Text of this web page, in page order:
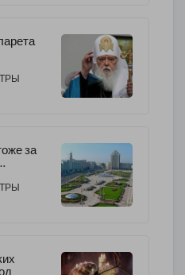
за